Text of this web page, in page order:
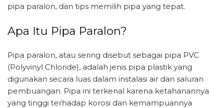
pipa paralon, dan tips memilih pipa yang tepat.
Apa Itu Pipa Paralon?
Pipa paralon, atau sering disebut sebagai pipa PVC
(Polyvinyl Chloride), adalah jenis pipa plastik yang
digunakan secara luas dalam instalasi air dan saluran
pembuangan. Pipa ini terkenal karena ketahanannya
yang tinggi terhadap korosi dan kemampuannya